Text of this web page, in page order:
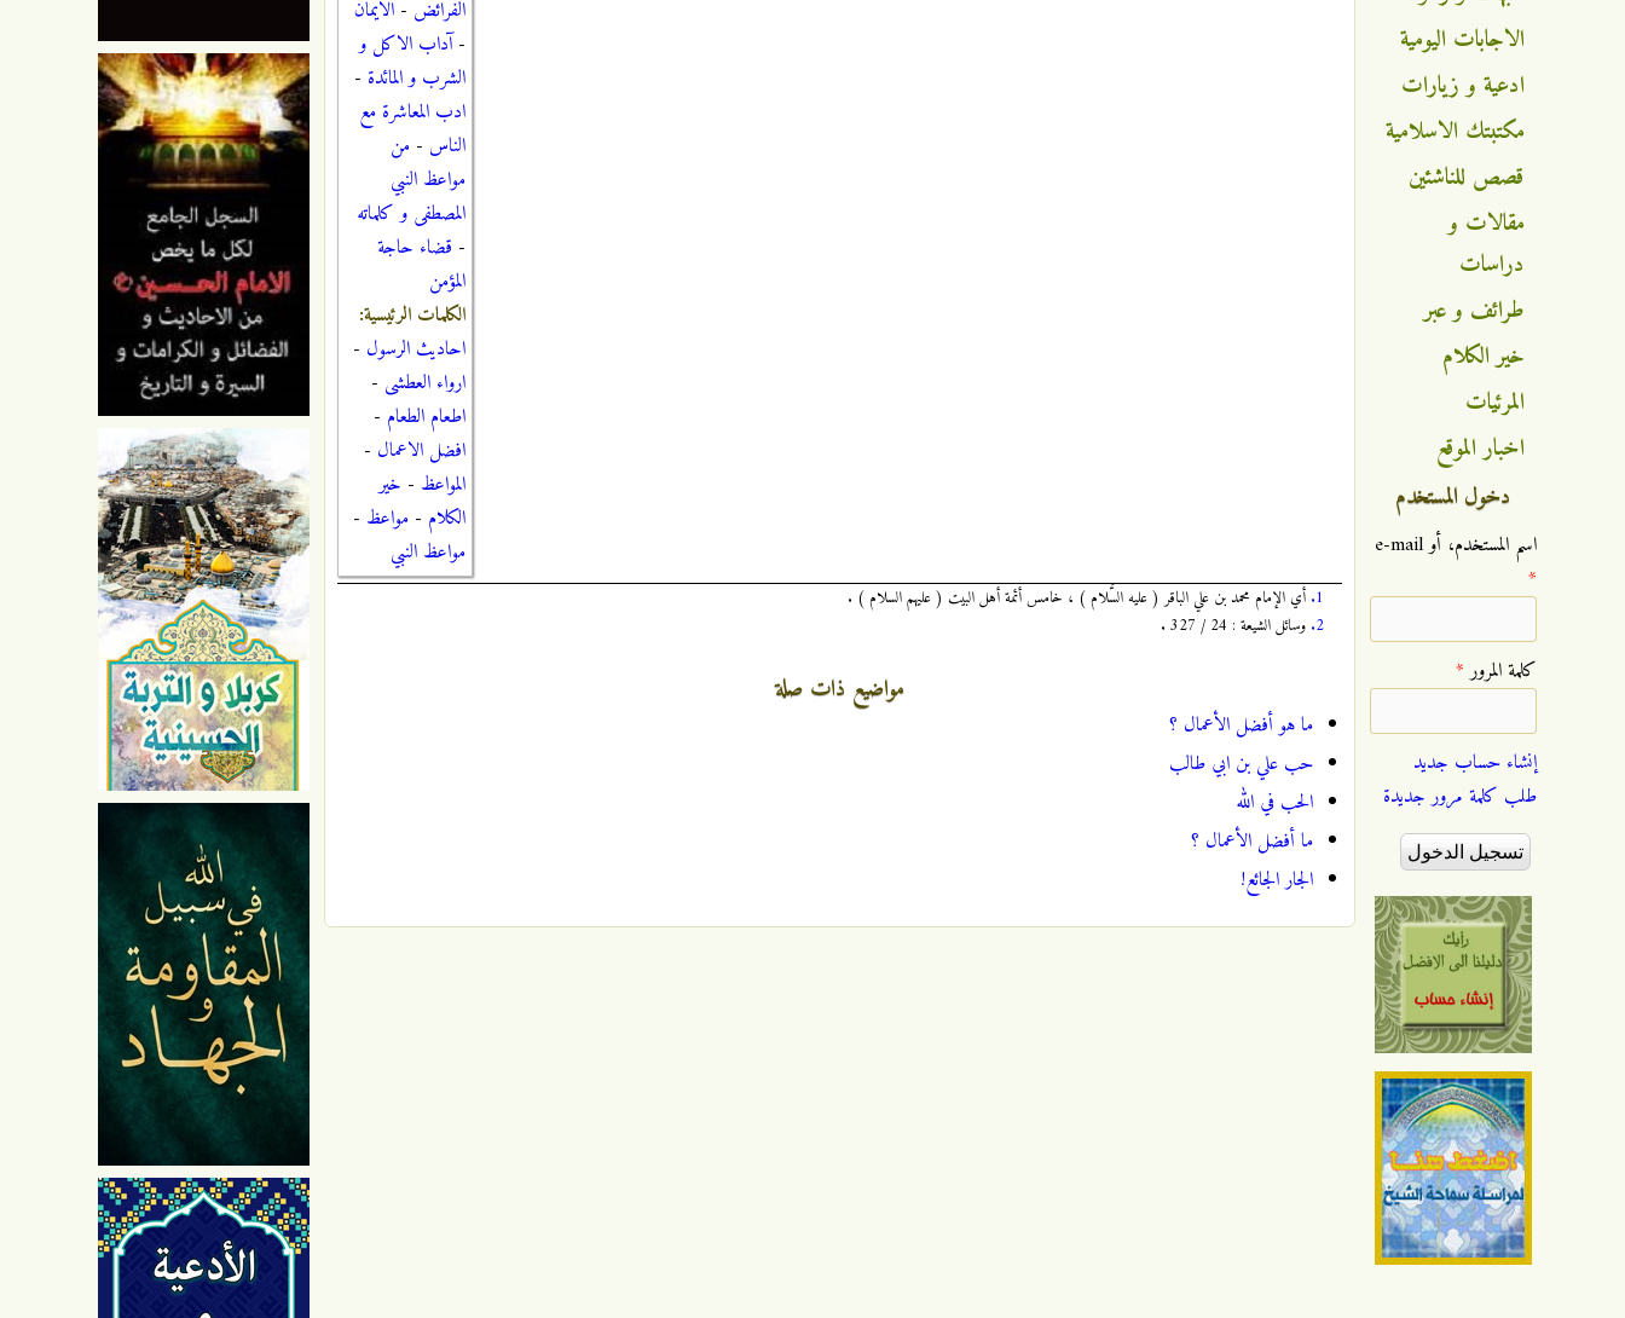
الفرائض - الايمان
-آداب الاكل و
الشرب و المائدة -
ادب المعاشرة مع
الناس - من
مواعظ النبي
المصطفى و كلماته
- قضاء حاجة
المؤمن
الكلمات الرئيسية:
احاديث الرسول -
ارواء العطشى -
اطعام الطعام -
افضل الاعمال -
المواعظ - خير
الكلام - مواعظ -
مواعظ النبي
1. أي الإمام محمد بن علي الباقر ( عليه السَّلام ) ، خامس أئمة أهل البيت ( عليهم السلام ) .
2. وسائل الشيعة : 24 / 327 .
مواضيع ذات صلة
ما هو أفضل الأعمال ؟
حب علي بن ابي طالب
الحب في الله
ما أفضل الأعمال ؟
الجار الجائع!
الاجابات اليومية
ادعية و زيارات
مكتبتك الاسلامية
قصص للناشئين
مقالات و
دراسات
طرائف و عبر
خير الكلام
المرئيات
اخبار الموقع
دخول المستخدم
‏اسم المستخدم، أو e-mail
*
‏كلمة المرور ‏*
إنشاء حساب جديد
طلب كلمة مرور جديدة